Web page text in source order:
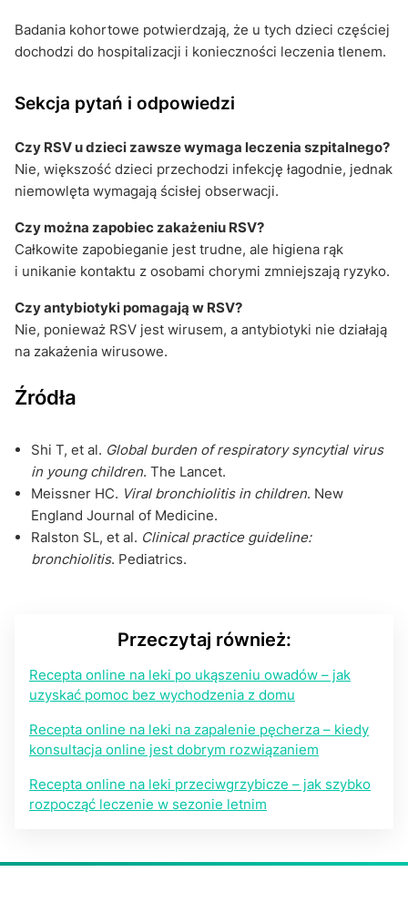
Badania kohortowe potwierdzają, że u tych dzieci częściej
dochodzi do hospitalizacji i konieczności leczenia tlenem.
Sekcja pytań i odpowiedzi
Czy RSV u dzieci zawsze wymaga leczenia szpitalnego?
Nie, większość dzieci przechodzi infekcję łagodnie, jednak
niemowlęta wymagają ścisłej obserwacji.
Czy można zapobiec zakażeniu RSV?
Całkowite zapobieganie jest trudne, ale higiena rąk
i unikanie kontaktu z osobami chorymi zmniejszają ryzyko.
Czy antybiotyki pomagają w RSV?
Nie, ponieważ RSV jest wirusem, a antybiotyki nie działają
na zakażenia wirusowe.
Źródła
Shi T, et al. Global burden of respiratory syncytial virus
in young children. The Lancet.
Meissner HC. Viral bronchiolitis in children. New
England Journal of Medicine.
Ralston SL, et al. Clinical practice guideline:
bronchiolitis. Pediatrics.
Przeczytaj również:
Recepta online na leki po ukąszeniu owadów – jak
uzyskać pomoc bez wychodzenia z domu
Recepta online na leki na zapalenie pęcherza – kiedy
konsultacja online jest dobrym rozwiązaniem
Recepta online na leki przeciwgrzybicze – jak szybko
rozpocząć leczenie w sezonie letnim